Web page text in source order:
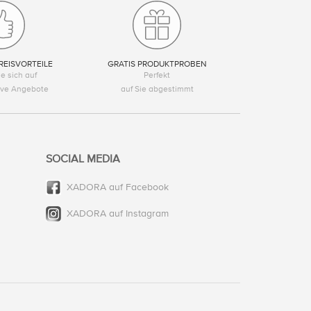
sich auf
Angebote
GRATIS PRODUKTPROBEN
Perfekt
auf Sie abgestimmt
SOCIAL MEDIA
XADORA auf Facebook
XADORA auf Instagram